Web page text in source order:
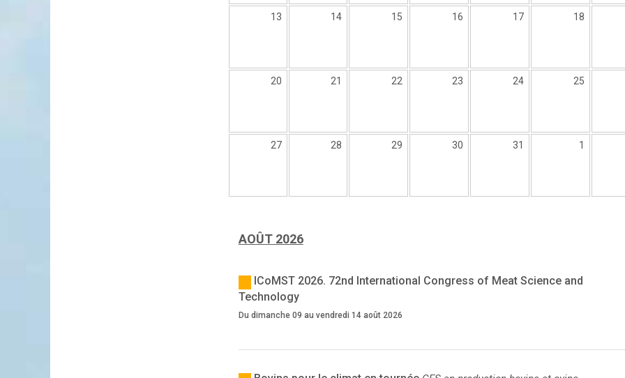
13 14 15 16 17 18
20 21 22 23 24 25
27 28 29 30 31 1
AOÛT 2026
ICoMST 2026. 72nd International Congress of Meat Science and
Technology
Du dimanche 09 au vendredi 14 août 2026